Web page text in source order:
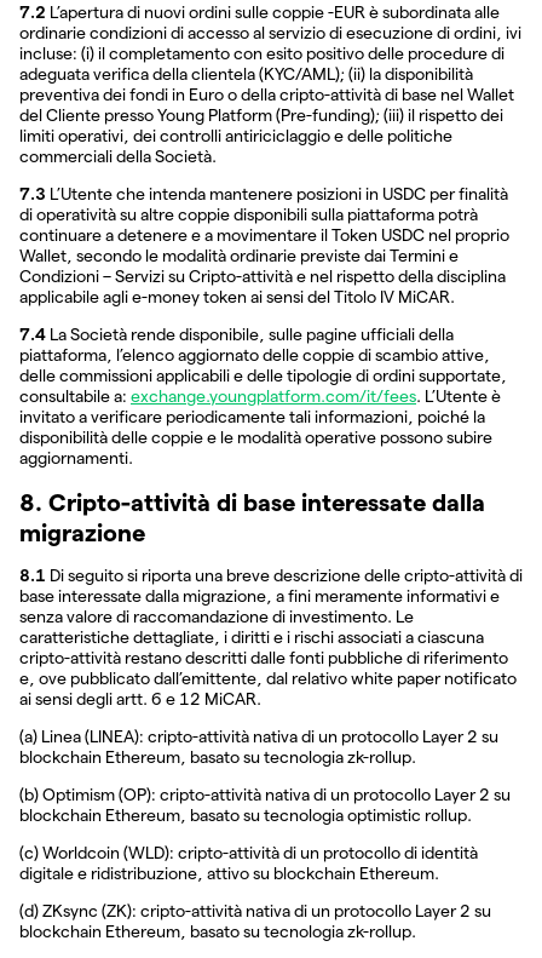
7.2 L’apertura di nuovi ordini sulle coppie -EUR è subordinata alle
ordinarie condizioni di accesso al servizio di esecuzione di ordini, ivi
incluse: (i) il completamento con esito positivo delle procedure di
adeguata verifica della clientela (KYC/AML); (ii) la disponibilità
preventiva dei fondi in Euro o della cripto-attività di base nel Wallet
del Cliente presso Young Platform (Pre-funding); (iii) il rispetto dei
limiti operativi, dei controlli antiriciclaggio e delle politiche
commerciali della Società.
7.3 L’Utente che intenda mantenere posizioni in USDC per finalità
di operatività su altre coppie disponibili sulla piattaforma potrà
continuare a detenere e a movimentare il Token USDC nel proprio
Wallet, secondo le modalità ordinarie previste dai Termini e
Condizioni – Servizi su Cripto-attività e nel rispetto della disciplina
applicabile agli e-money token ai sensi del Titolo IV MiCAR.
7.4 La Società rende disponibile, sulle pagine ufficiali della
piattaforma, l’elenco aggiornato delle coppie di scambio attive,
delle commissioni applicabili e delle tipologie di ordini supportate,
consultabile a: exchange.youngplatform.com/it/fees. L’Utente è
invitato a verificare periodicamente tali informazioni, poiché la
disponibilità delle coppie e le modalità operative possono subire
aggiornamenti.
8. Cripto-attività di base interessate dalla
migrazione
8.1 Di seguito si riporta una breve descrizione delle cripto-attività di
base interessate dalla migrazione, a fini meramente informativi e
senza valore di raccomandazione di investimento. Le
caratteristiche dettagliate, i diritti e i rischi associati a ciascuna
cripto-attività restano descritti dalle fonti pubbliche di riferimento
e, ove pubblicato dall’emittente, dal relativo white paper notificato
ai sensi degli artt. 6 e 12 MiCAR.
(a) Linea (LINEA): cripto-attività nativa di un protocollo Layer 2 su
blockchain Ethereum, basato su tecnologia zk-rollup.
(b) Optimism (OP): cripto-attività nativa di un protocollo Layer 2 su
blockchain Ethereum, basato su tecnologia optimistic rollup.
(c) Worldcoin (WLD): cripto-attività di un protocollo di identità
digitale e ridistribuzione, attivo su blockchain Ethereum.
(d) ZKsync (ZK): cripto-attività nativa di un protocollo Layer 2 su
blockchain Ethereum, basato su tecnologia zk-rollup.